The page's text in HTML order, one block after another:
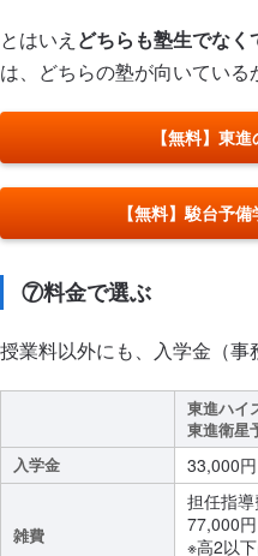
とはいえ どちらも塾生でな
は、どちらの塾が向いている
【無料】東
【無料】駿台予
⑦料金で選ぶ
授業料以外にも、入学金（事
東進ハイ
東進衛星
入学金
33,000円
雑費
担任指導
77,000円
※高2以